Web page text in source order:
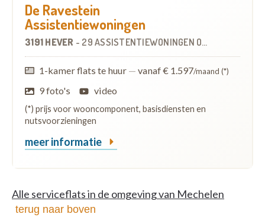
De Ravestein
Assistentiewoningen
3191 HEVER - 29 ASSISTENTIEWONINGEN OP
1-kamer flats te huur — vanaf € 1.597/maand (*)
9 foto's video
(*) prijs voor wooncomponent, basisdiensten en
nutsvoorzieningen
meer informatie
Alle serviceflats in de omgeving van Mechelen
terug naar boven